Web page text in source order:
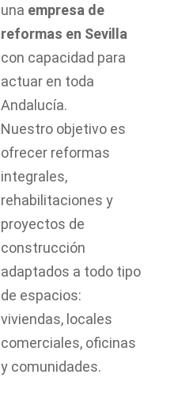
una empresa de
reformas en Sevilla
con capacidad para
actuar en toda
Andalucía.
Nuestro objetivo es
ofrecer reformas
integrales,
rehabilitaciones y
proyectos de
construcción
adaptados a todo tipo
de espacios:
viviendas, locales
comerciales, oficinas
y comunidades.